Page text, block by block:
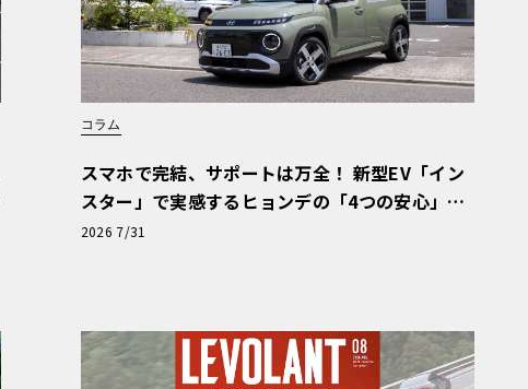
コラム
スマホで完結、サポートは万全！ 新型EV「イン
スター」で実感するヒョンデの「4つの安心」
【第1回・ヒョンデ6つの疑問：Why? Hyunda
2026 7/31